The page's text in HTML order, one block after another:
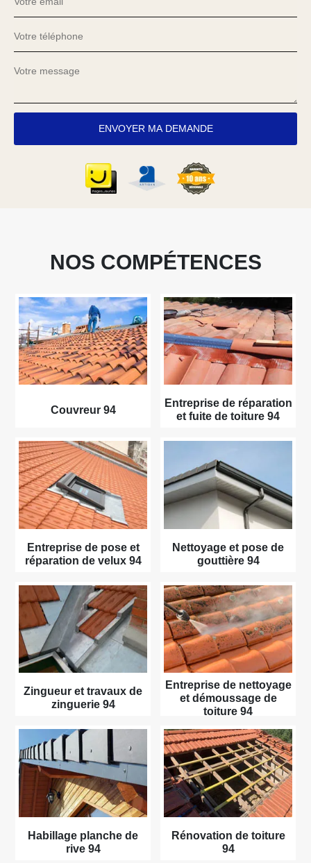
NOS COMPÉTENCES
Couvreur 94
Entreprise de réparation
et fuite de toiture 94
Entreprise de pose et
réparation de velux 94
Nettoyage et pose de
gouttière 94
Zingueur et travaux de
zinguerie 94
Entreprise de nettoyage
et démoussage de
toiture 94
Habillage planche de
rive 94
Rénovation de toiture
94